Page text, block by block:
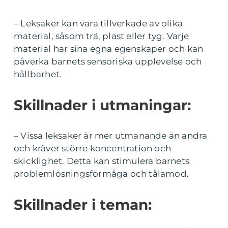
– Leksaker kan vara tillverkade av olika
material, såsom trä, plast eller tyg. Varje
material har sina egna egenskaper och kan
påverka barnets sensoriska upplevelse och
hållbarhet.
Skillnader i utmaningar:
– Vissa leksaker är mer utmanande än andra
och kräver större koncentration och
skicklighet. Detta kan stimulera barnets
problemlösningsförmåga och tålamod.
Skillnader i teman: